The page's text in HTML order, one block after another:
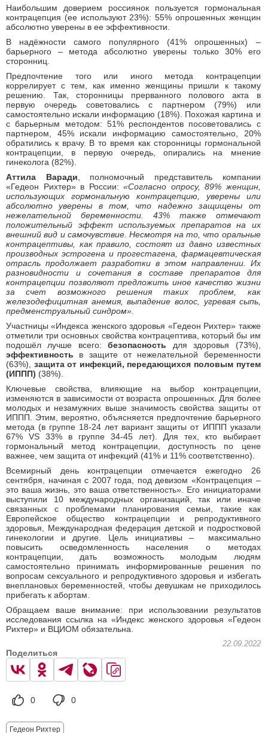
Наибольшим доверием россиянок пользуется гормональная
контрацепция (ее используют 23%): 55% опрошенных женщин
абсолютно уверены в ее эффективности.
В надёжности самого популярного (41% опрошенных) –
барьерного – метода абсолютно уверены только 30% его
сторонниц.
Предпочтение того или иного метода контрацепции
коррелирует с тем, как именно женщины пришли к такому
решению. Так, сторонницы прерванного полового акта в
первую очередь советовались с партнером (79%) или
самостоятельно искали информацию (18%). Похожая картина и
с барьерным методом: 51% респондентов посоветовались с
партнером, 45% искали информацию самостоятельно, 20%
обратились к врачу. В то время как сторонницы гормональной
контрацепции, в первую очередь, опирались на мнение
гинеколога (82%).
Аттила Варади , полномочный представитель компании
«Гедеон Рихтер» в России:«Согласно опросу, 89% женщин,
использующих гормональную контрацепцию, уверены или
абсолютно уверены в том, что надежно защищены от
нежелательной беременности. 43% также отмечают
положительный эффект используемых препаратов на их
внешний вид и самочувствие. Несмотря на то, что оральные
контрацептивы, как правило, состоят из давно известных
производных эстрогена и прогестагена, фармацевтическая
отрасль продолжает разработки в этом направлении. Их
разновидности и сочетания в составе препаратов для
контрацепции позволяют предложить иное качество жизни
за счет возможного решения таких проблем, как
железодефицитная анемия, выпадение волос, угревая сыпь,
предменструальный синдром».
Участницы «Индекса женского здоровья «Гедеон Рихтер» также
отметили три основных свойства контрацептива, который бы им
подошёл лучше всего:безопасность для здоровья (73%),
эффективность в защите от нежелательной беременности
(63%), защита от инфекций, передающихся половым путем
(ИППП) (38%).
Ключевые свойства, влияющие на выбор контрацепции,
изменяются в зависимости от возраста опрошенных. Для более
молодых и незамужних выше значимость свойства защиты от
ИППП. Этим, вероятно, объясняется предпочтение барьерного
метода (в группе 18-24 лет вариант защиты от ИППП указали
67% VS 33% в группе 34-45 лет). Для тех, кто выбирает
гормональный метод контрацепции, доступность по цене
важнее, чем защита от инфекций (41% и 11% соответственно).
Всемирный день контрацепции отмечается ежегодно 26
сентября, начиная с 2007 года, под девизом «Контрацепция –
это ваша жизнь, это ваша ответственность». Его инициаторами
выступили 10 международных организаций, так или иначе
связанных с проблемами планирования семьи, такие как
Европейское общество контрацепции и репродуктивного
здоровья, Международная федерация детской и подростковой
гинекологии и другие. Цель инициативы – максимально
повысить осведомленность населения о методах
контрацепции, дать возможность молодым людям
самостоятельно принимать информированные решения по
вопросам сексуального и репродуктивного здоровья и избегать
внеплановых беременностей, чтобы девушкам не приходилось
прибегать к абортам.
Обращаем ваше внимание: при использовании результатов
исследования ссылка на «Индекс женского здоровья «Гедеон
Рихтер» и ВЦИОМ обязательна.
22.09.2022
Поделиться
0 0
Гедеон Рихтер